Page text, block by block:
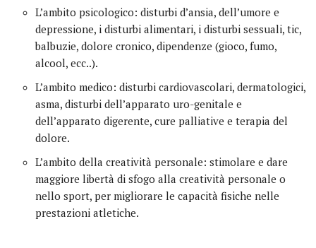
L’ambito psicologico: disturbi d’ansia, dell’umore e
depressione, i disturbi alimentari, i disturbi sessuali, tic,
balbuzie, dolore cronico, dipendenze (gioco, fumo,
alcool, ecc..).
L’ambito medico: disturbi cardiovascolari, dermatologici,
asma, disturbi dell’apparato uro-genitale e
dell’apparato digerente, cure palliative e terapia del
dolore.
L’ambito della creatività personale: stimolare e dare
maggiore libertà di sfogo alla creatività personale o
nello sport, per migliorare le capacità fisiche nelle
prestazioni atletiche.